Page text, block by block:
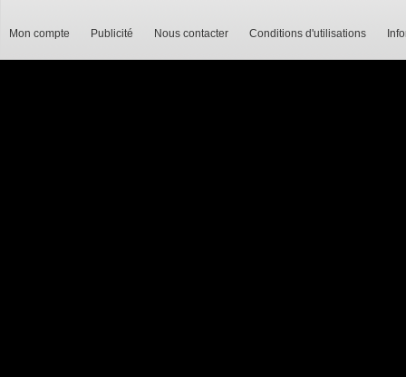
Mon compte Publicité Nous contacter Conditions d'utilisations